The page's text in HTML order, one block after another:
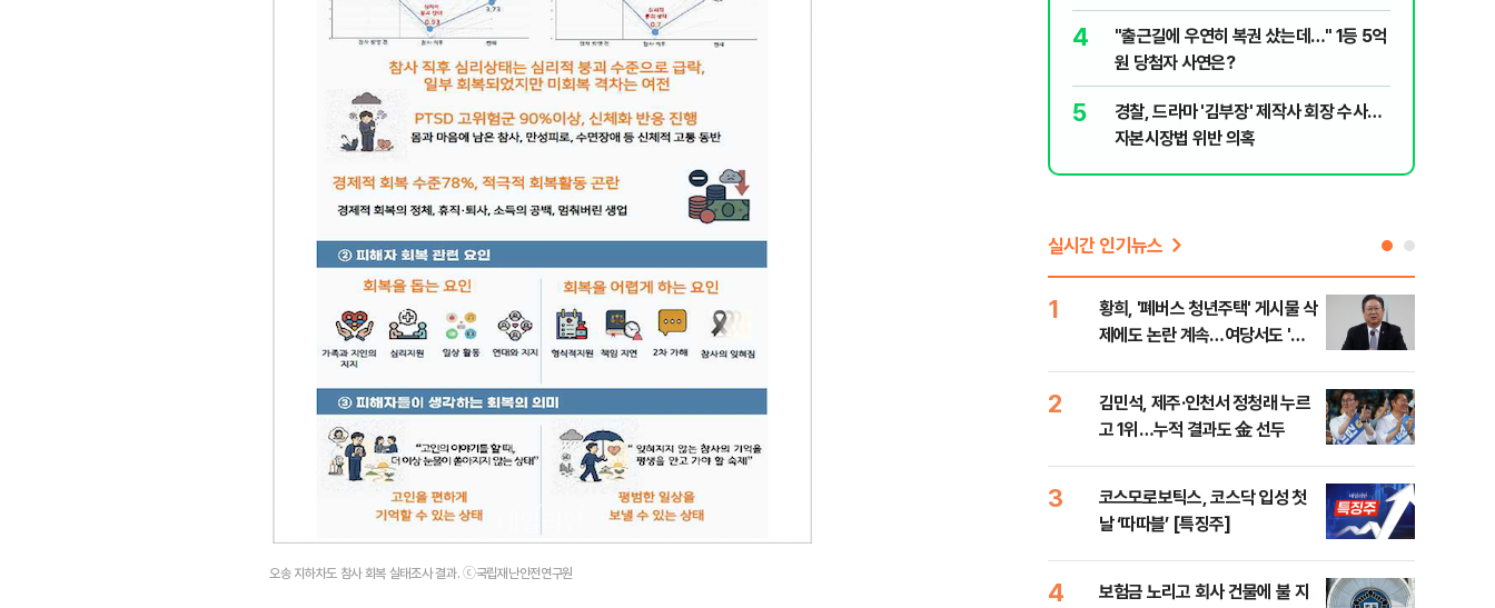
오송 지하차도 참사 회복 실태조사 결과. ⓒ국립재난안전연구원
어디?
4
"출근길에 우연히 복권 샀는데…" 1등 5억
원 당첨자 사연은?
5
경찰, 드라마 '김부장' 제작사 회장 수사…
자본시장법 위반 의혹
실시간 인기뉴스
1
황희, '폐버스 청년주택' 게시물 삭
제에도 논란 계속…여당서도 '내
2
김민석, 제주·인천서 정청래 누르
고 1위…누적 결과도 金 선두
3
코스모로보틱스, 코스닥 입성 첫
날 ‘따따블’ [특징주]
4
보험금 노리고 회사 건물에 불 지